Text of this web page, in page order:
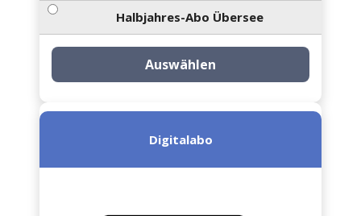
Halbjahres-Abo Übersee
Auswählen
Digitalabo